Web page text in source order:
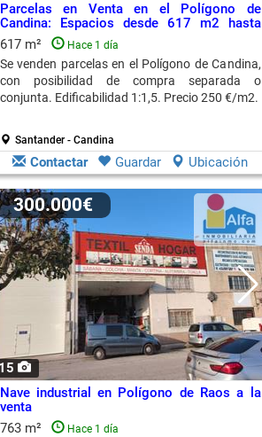
Parcelas en Venta en el Polígono de
Candina: Espacios desde 617 m2 hasta
1802 m2
617 m² Hace 1 día
Se venden parcelas en el Polígono de Candina,
con posibilidad de compra separada o
conjunta. Edificabilidad 1:1,5. Precio 250 €/m2.
Santander - Candina
Contactar Guardar Ubicación
15
300.000€
Nave industrial en Polígono de Raos a la
venta
763 m²
Hace 1 día